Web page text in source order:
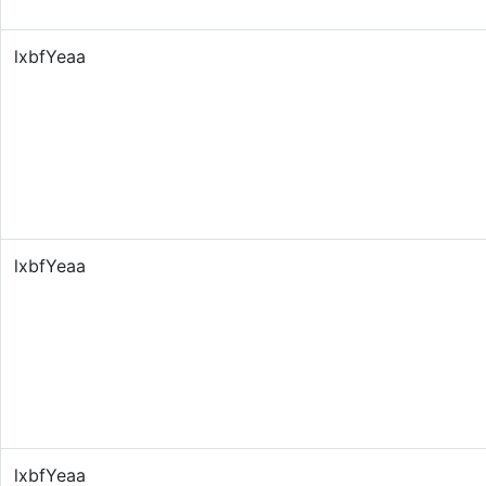
lxbfYeaa
lxbfYeaa
lxbfYeaa